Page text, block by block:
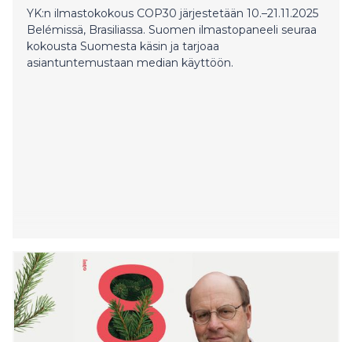
YK:n ilmastokokous COP30 järjestetään 10.–21.11.2025
Belémissä, Brasiliassa. Suomen ilmastopaneeli seuraa
kokousta Suomesta käsin ja tarjoaa
asiantuntemustaan median käyttöön.